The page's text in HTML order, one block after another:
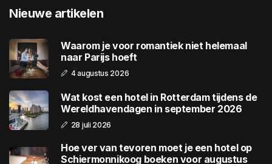
Nieuwe artikelen
Waarom je voor romantiek niet helemaal
naar Parijs hoeft
4 augustus 2026
Wat kost een hotel in Rotterdam tijdens de
Wereldhavendagen in september 2026
28 juli 2026
Hoe ver van tevoren moet je een hotel op
Schiermonnikoog boeken voor augustus